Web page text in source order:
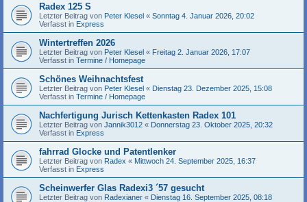
Radex 125 S
Letzter Beitrag von Peter Klesel « Sonntag 4. Januar 2026, 20:02
Verfasst in Express
Wintertreffen 2026
Letzter Beitrag von Peter Klesel « Freitag 2. Januar 2026, 17:07
Verfasst in Termine / Homepage
Schönes Weihnachtsfest
Letzter Beitrag von Peter Klesel « Dienstag 23. Dezember 2025, 15:08
Verfasst in Termine / Homepage
Nachfertigung Jurisch Kettenkasten Radex 101
Letzter Beitrag von Jannik3012 « Donnerstag 23. Oktober 2025, 20:32
Verfasst in Express
fahrrad Glocke und Patentlenker
Letzter Beitrag von Radex « Mittwoch 24. September 2025, 16:37
Verfasst in Express
Scheinwerfer Glas Radexi3 ´57 gesucht
Letzter Beitrag von Radexianer « Dienstag 16. September 2025, 08:18